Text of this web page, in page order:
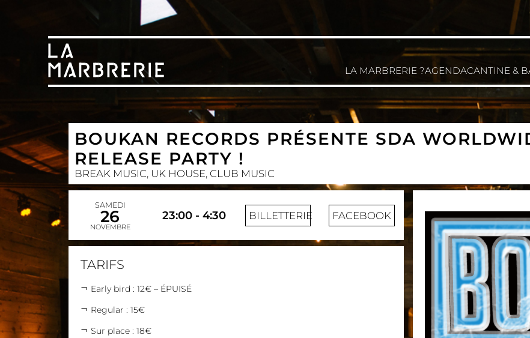
LA MARBRERIE ?AGENDACANTINE &
BOUKAN RECORDS PRÉSENTE SDA
RELEASE PARTY !
BREAK MUSIC, UK HOUSE, CLUB MUSIC
SAMEDI
26
NOVEMBRE
23:00 - 4:30 BILLETTERIE FACEBOOK
TARIFS
Early bird : 12€ – ÉPUISÉ
Regular : 15€
Sur place : 18€